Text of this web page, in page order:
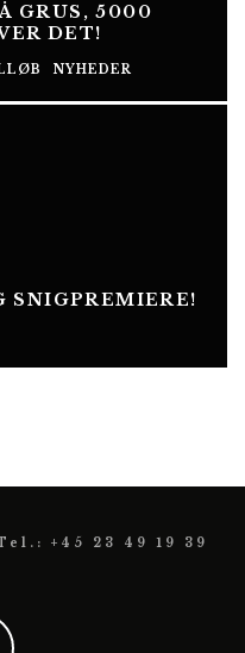
GRUS, 5000
DET!
NYHEDER
SNIGPREMIERE!
+45 23 49 19 39